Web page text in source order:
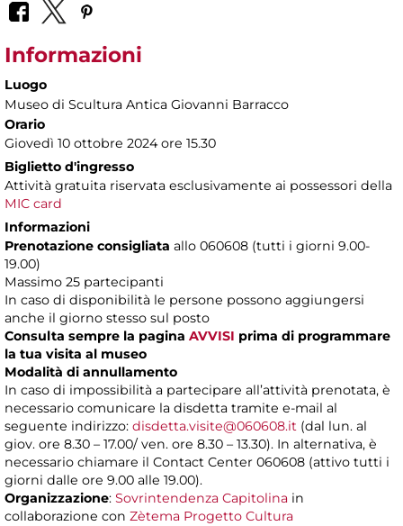
Informazioni
Luogo
Museo di Scultura Antica Giovanni Barracco
Orario
Giovedì 10 ottobre 2024 ore 15.30
Biglietto d'ingresso
Attività gratuita riservata esclusivamente ai possessori della
MIC card
Informazioni
Prenotazione consigliata allo 060608 (tutti i giorni 9.00-
19.00)
Massimo 25 partecipanti
In caso di disponibilità le persone possono aggiungersi
anche il giorno stesso sul posto
Consulta sempre la pagina AVVISI prima di programmare
la tua visita al museo
Modalità di annullamento
In caso di impossibilità a partecipare all’attività prenotata, è
necessario comunicare la disdetta tramite e-mail al
seguente indirizzo: disdetta.visite@060608.it (dal lun. al
giov. ore 8.30 – 17.00/ ven. ore 8.30 – 13.30). In alternativa, è
necessario chiamare il Contact Center 060608 (attivo tutti i
giorni dalle ore 9.00 alle 19.00).
Organizzazione: Sovrintendenza Capitolina in
collaborazione con Zètema Progetto Cultura